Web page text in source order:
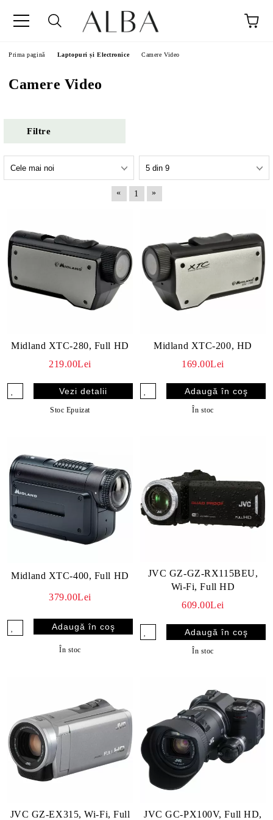
Prima pagină Laptopuri și Electronice Camere Video
Camere Video
Filtre
« 1 »
Midland XTC-280, Full HD
219.00Lei
Vezi detalii
Stoc Epuizat
Midland XTC-200, HD
169.00Lei
În stoc
Midland XTC-400, Full HD
379.00Lei
În stoc
JVC GZ-GZ-RX115BEU,
Wi-Fi, Full HD
609.00Lei
În stoc
JVC GZ-EX315, Wi-Fi, Full JVC GC-PX100V, Full HD,